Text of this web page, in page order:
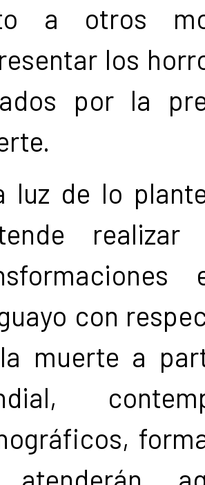
a otros
los
por la
luz de lo
con
muerte a